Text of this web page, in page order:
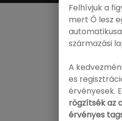
Felhívjuk a
mert Ő lesz
származási
A
es
érvényesek.
rögzítsék az
érvényes